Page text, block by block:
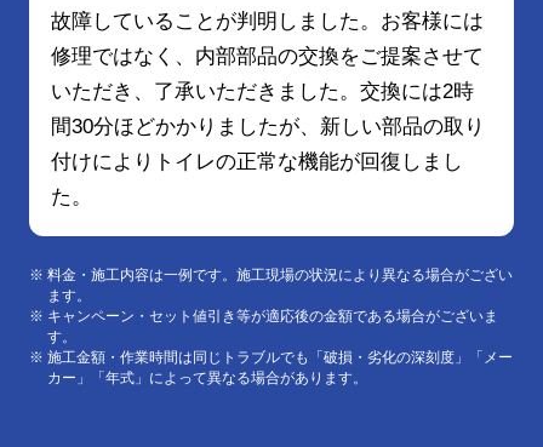
故障していることが判明しました。お客様には
修理ではなく、内部部品の交換をご提案させて
いただき、了承いただきました。交換には2時
間30分ほどかかりましたが、新しい部品の取り
付けによりトイレの正常な機能が回復しまし
た。
料金・施工内容は一例です。施工現場の状況により異なる場合がござい
ます。
キャンペーン・セット値引き等が適応後の金額である場合がございま
す。
施工金額・作業時間は同じトラブルでも「破損・劣化の深刻度」「メー
カー」「年式」によって異なる場合があります。